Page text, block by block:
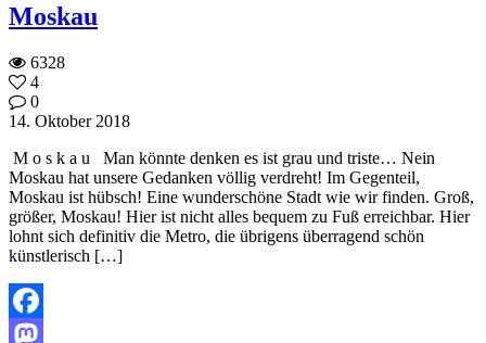
Moskau
6328
4
0
14. Oktober 2018
M o s k a u Man könnte denken es ist grau und triste… Nein
Moskau hat unsere Gedanken völlig verdreht! Im Gegenteil,
Moskau ist hübsch! Eine wunderschöne Stadt wie wir finden. Groß,
größer, Moskau! Hier ist nicht alles bequem zu Fuß erreichbar. Hier
lohnt sich definitiv die Metro, die übrigens überragend schön
künstlerisch […]
Facebook